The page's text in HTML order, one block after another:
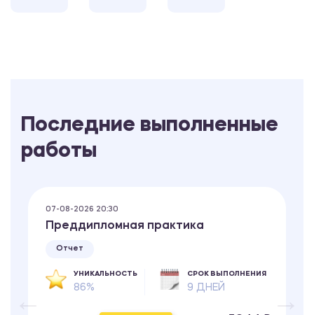
Последние выполненные
работы
07-08-2026 20:30
Преддипломная практика
Отчет
УНИКАЛЬНОСТЬ
86%
СРОК ВЫПОЛНЕНИЯ
9 ДНЕЙ